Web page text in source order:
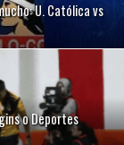
U. Católica vs
o Deportes